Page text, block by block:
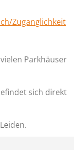
Zuganglichkeit
Parkhäuser
sich direkt